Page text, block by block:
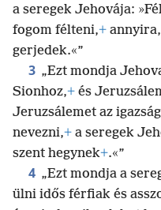
a seregek Jehovája:
fogom félteni,+
gerjedek.«”
3 „Ezt mondja
Sionhoz,+ és
Jeruzsálemet az igazság
nevezni,+ a seregek
szent hegynek+.«”
4 „Ezt mondja a
ülni idős férfiak és